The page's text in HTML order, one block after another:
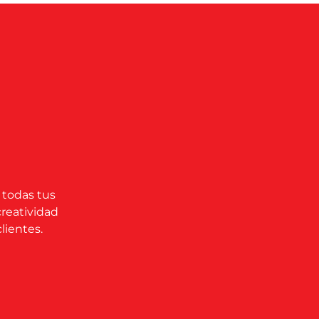
todas tus